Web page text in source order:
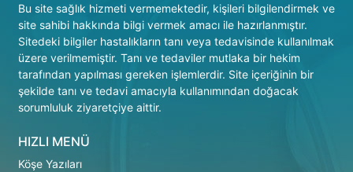
Bu site sağlık hizmeti vermemektedir, kişileri bilgilendirmek ve
site sahibi hakkında bilgi vermek amacı ile hazırlanmıştır.
Sitedeki bilgiler hastalıkların tanı veya tedavisinde kullanılmak
üzere verilmemiştir. Tanı ve tedaviler mutlaka bir hekim
tarafından yapılması gereken işlemlerdir. Site içeriğinin bir
şekilde tanı ve tedavi amacıyla kullanımından doğacak
sorumluluk ziyaretçiye aittir.
HIZLI MENÜ
Köşe Yazıları